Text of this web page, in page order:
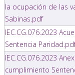
la ocupación de las
Sabinas.pdf
IEC.CG.076.2023
Sentencia
IEC.CG.076.2023
cumplimiento